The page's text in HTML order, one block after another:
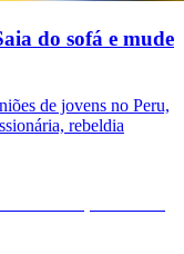
do sofá e mude
de jovens no Peru,
rebeldia